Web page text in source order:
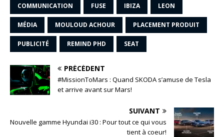
COMMUNICATION FUSE IBIZA LEON
MÉDIA MOULOUD ACHOUR PLACEMENT PRODUIT
PUBLICITÉ REMIND PHD SEAT
PRÉCÉDENT
#MissionToMars : Quand SKODA s’amuse de Tesla
et arrive avant sur Mars!
SUIVANT
Nouvelle gamme Hyundai i30 : Pour tout ce qui vous
tient à coeur!